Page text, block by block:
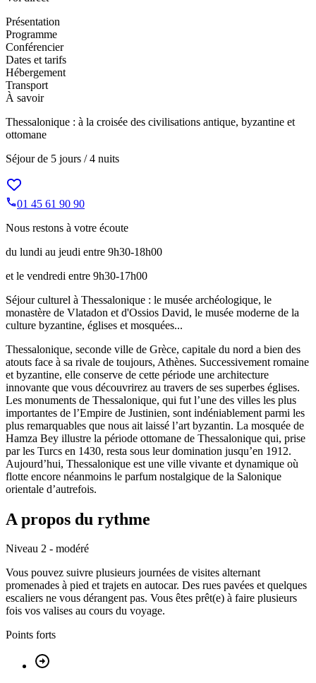
Présentation
Programme
Conférencier
Dates et tarifs
Hébergement
Transport
À savoir
Thessalonique : à la croisée des civilisations antique, byzantine et
ottomane
Séjour de 5 jours / 4 nuits
01 45 61 90 90
Nous restons à votre écoute
du lundi au jeudi entre 9h30-18h00
et le vendredi entre 9h30-17h00
Séjour culturel à Thessalonique : le musée archéologique, le
monastère de Vlatadon et d'Ossios David, le musée moderne de la
culture byzantine, églises et mosquées...
Thessalonique, seconde ville de Grèce, capitale du nord a bien des
atouts face à sa rivale de toujours, Athènes. Successivement romaine
et byzantine, elle conserve de cette période une architecture
innovante que vous découvrirez au travers de ses superbes églises.
Les monuments de Thessalonique, qui fut l’une des villes les plus
importantes de l’Empire de Justinien, sont indéniablement parmi les
plus remarquables que nous ait laissé l’art byzantin. La mosquée de
Hamza Bey illustre la période ottomane de Thessalonique qui, prise
par les Turcs en 1430, resta sous leur domination jusqu’en 1912.
Aujourd’hui, Thessalonique est une ville vivante et dynamique où
flotte encore néanmoins le parfum nostalgique de la Salonique
orientale d’autrefois.
A propos du rythme
Niveau 2 - modéré
Vous pouvez suivre plusieurs journées de visites alternant
promenades à pied et trajets en autocar. Des rues pavées et quelques
escaliers ne vous dérangent pas. Vous êtes prêt(e) à faire plusieurs
fois vos valises au cours du voyage.
Points forts